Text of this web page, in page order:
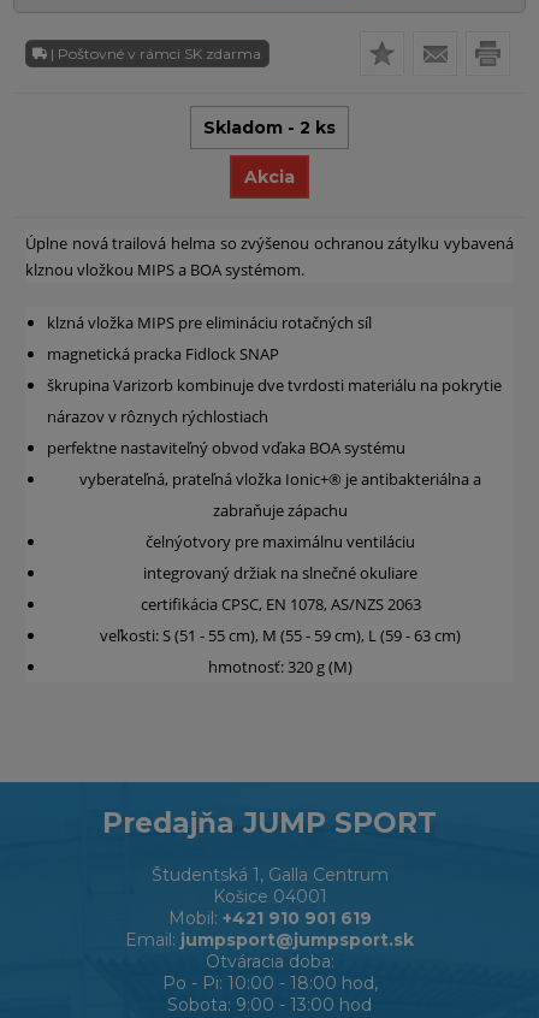
| Poštovné v rámci SK zdarma
Skladom - 2 ks
Akcia
Úplne nová trailová helma so zvýšenou ochranou zátylku vybavená
klznou vložkou MIPS a BOA systémom.
klzná vložka MIPS pre elimináciu rotačných síl
magnetická pracka Fidlock SNAP
škrupina Varizorb kombinuje dve tvrdosti materiálu na pokrytie
nárazov v rôznych rýchlostiach
perfektne nastaviteľný obvod vďaka BOA systému
vyberateľná, prateľná vložka Ionic+® je antibakteriálna a
zabraňuje zápachu
čelnýotvory pre maximálnu ventiláciu
integrovaný držiak na slnečné okuliare
certifikácia CPSC, EN 1078, AS/NZS 2063
veľkosti: S (51 - 55 cm), M (55 - 59 cm), L (59 - 63 cm)
hmotnosť: 320 g (M)
Predajňa JUMP SPORT
Študentská 1, Galla Centrum
Košice 04001
Mobil: +421 910 901 619
Email: jumpsport@jumpsport.sk
Otváracia doba:
Po - Pi: 10:00 - 18:00 hod,
Sobota: 9:00 - 13:00 hod